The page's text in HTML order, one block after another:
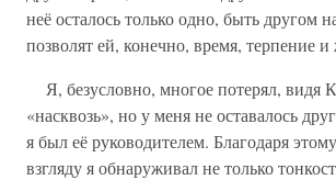
неё осталось только одно, быть другом
позволят ей, конечно, время, терпение
Я, безусловно, многое потерял, видя
«насквозь», но у меня не оставалось
я был её руководителем. Благодаря
взгляду я обнаруживал не только